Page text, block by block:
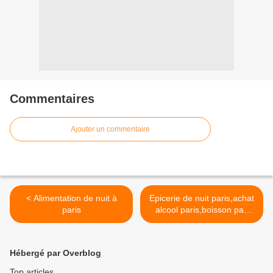
Commentaires
Ajouter un commentaire
< Alimentation de nuit à
paris
Epicerie de nuit paris,achat
alcool paris,boisson pas
cher paris,sandwiches
Hébergé par Overblog